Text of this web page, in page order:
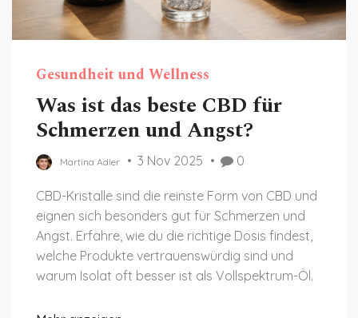
Gesundheit und Wellness
Was ist das beste CBD für
Schmerzen und Angst?
Martina Adler 3 Nov 2025 0
CBD-Kristalle sind die reinste Form von CBD und
eignen sich besonders gut für Schmerzen und
Angst. Erfahre, wie du die richtige Dosis findest,
welche Produkte vertrauenswürdig sind und
warum Isolat oft besser ist als Vollspektrum-Öl.